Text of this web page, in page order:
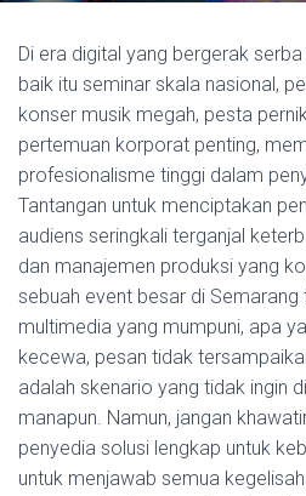
Di era digital yang bergerak
baik itu seminar skala nasional,
konser musik megah, pesta
pertemuan korporat penting,
profesionalisme tinggi dalam
Tantangan untuk menciptakan
audiens seringkali terganjal
dan manajemen produksi yang
sebuah event besar di Semarang
multimedia yang mumpuni, apa
kecewa, pesan tidak
adalah skenario yang tidak ingin
manapun. Namun, jangan
penyedia solusi lengkap untuk
untuk menjawab semua